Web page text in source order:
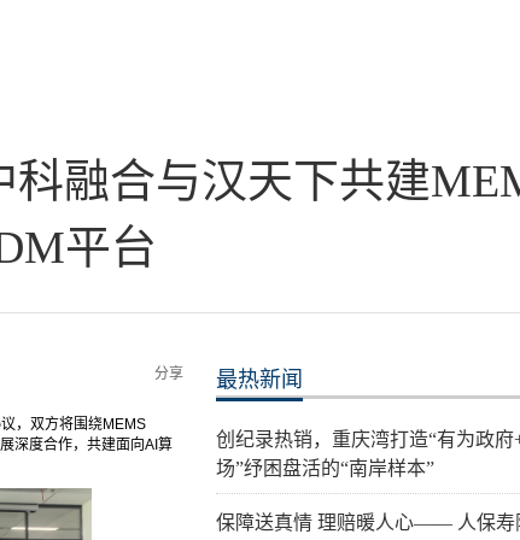
融合与汉天下共建
平台
分享
，双方将围绕MEMS
深度合作，共建面向AI算
最热新闻
创纪录热销，重庆湾打造“有为政府
场”纾困盘活的“南岸样本”
保障送真情 理赔暖人心—— 人保寿